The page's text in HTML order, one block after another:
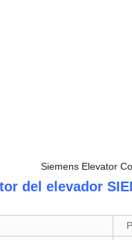
del elevador